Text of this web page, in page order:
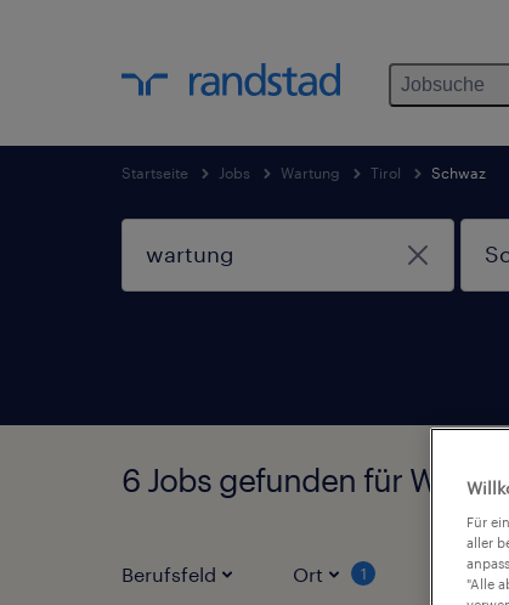
Jobsuche
Startseite Jobs Wartung Tirol Schwaz
6 Jobs gefunden für
Berufsfeld Ort 1
Für
aller
"Alle